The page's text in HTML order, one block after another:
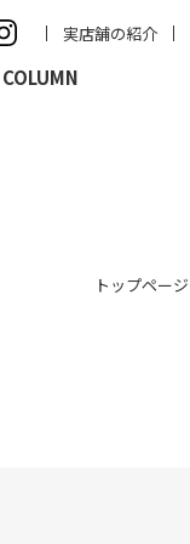
実店舗の紹介
COLUMN
トップページ